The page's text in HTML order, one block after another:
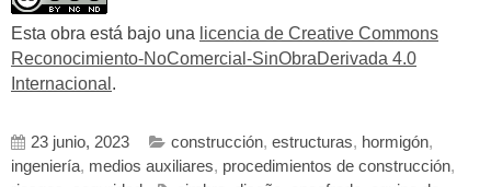
Esta obra está bajo una licencia de Creative Commons
Reconocimiento-NoComercial-SinObraDerivada 4.0
Internacional .
23 junio, 2023 construcción, estructuras, hormigón,
ingeniería, medios auxiliares, procedimientos de construcción,